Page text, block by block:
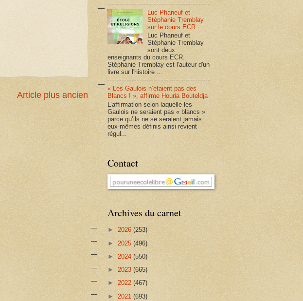
Article plus ancien
Luc Phaneuf et
Stéphanie Tremblay
sur le cours ECR
Luc Phaneuf et
Stéphanie Tremblay
sont deux
enseignants du cours ECR.
Stéphanie Tremblay est l'auteur d'un
livre sur l'histoire ...
« Les Gaulois n’étaient pas des
Blancs ! », affirme Houria Bouteldja
L’affirmation selon laquelle les
Gaulois ne seraient pas « blancs »
parce qu’ils ne se seraient jamais
eux-mêmes définis ainsi revient
régul...
Contact
Archives du carnet
► 2026 (253)
► 2025 (496)
► 2024 (550)
► 2023 (665)
► 2022 (467)
► 2021 (693)